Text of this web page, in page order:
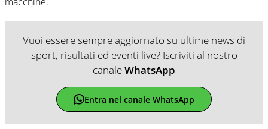
Vuoi essere sempre aggiornato su ultime news di
sport, risultati ed eventi live? Iscriviti al nostro
canaleWhatsApp
Entra nel canale WhatsApp